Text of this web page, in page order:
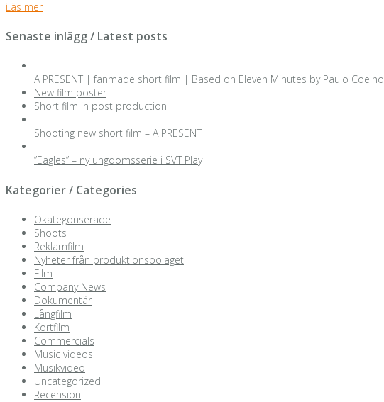
Läs mer
Senaste inlägg / Latest posts
A PRESENT | fanmade short film | Based on Eleven Minutes by Paulo Coelho
New film poster
Short film in post production
Shooting new short film – A PRESENT
”Eagles” – ny ungdomsserie i SVT Play
Kategorier / Categories
Okategoriserade
Shoots
Reklamfilm
Nyheter från produktionsbolaget
Film
Company News
Dokumentär
Långfilm
Kortfilm
Commercials
Music videos
Musikvideo
Uncategorized
Recension